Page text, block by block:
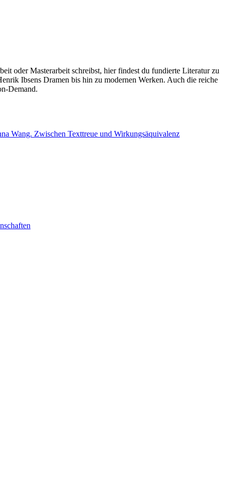
oder Masterarbeit schreibst, hier findest du fundierte Literatur zu
Ibsens Dramen bis hin zu modernen Werken. Auch die reiche
Demand.
Wang. Zwischen Texttreue und Wirkungsäquivalenz